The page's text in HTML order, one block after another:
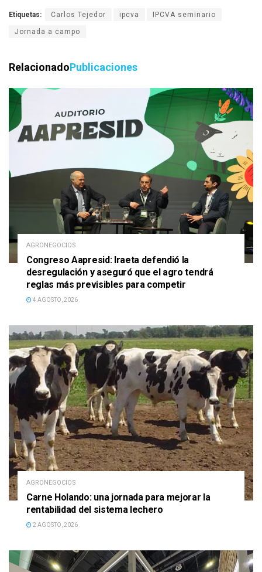
Etiquetas: Carlos Tejedor ipcva IPCVA seminario
Jornada a campo
RelacionadoPublicaciones
AGRONEGOCIOS
Congreso Aapresid: Iraeta defendió la
desregulación y aseguró que el agro tendrá
reglas más previsibles para competir
4 AGOSTO, 2026
AGRONEGOCIOS
Carne Holando: una jornada para mejorar la
rentabilidad del sistema lechero
2 AGOSTO, 2026